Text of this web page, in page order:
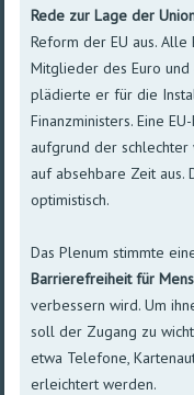
Rede zur Lage der
Reform der EU aus.
Mitglieder des Euro
plädierte er für die
Finanzministers. Eine
aufgrund der schlechter
auf absehbare Zeit aus.
optimistisch.
Das Plenum stimmte
Barrierefreiheit für
verbessern wird. Um
soll der Zugang zu
etwa Telefone,
erleichtert werden.